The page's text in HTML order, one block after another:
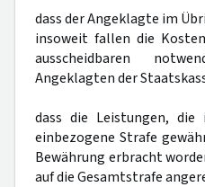
dass der Angeklagte im
insoweit fallen die
ausscheidbaren
Angeklagten der
dass die Leistungen,
einbezogene Strafe
Bewährung erbracht
auf die Gesamtstrafe